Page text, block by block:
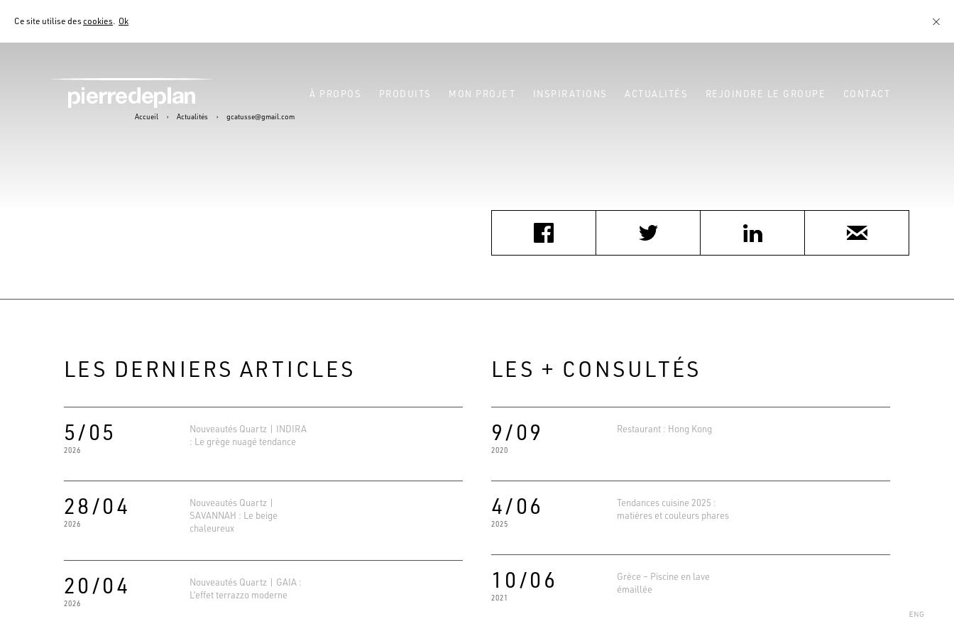
Ce site utilise descookies. Ok
À PROPOS PRODUITS MON PROJET INSPIRATIONS ACTUALITÉS REJOINDRE LE GROUPE CONTACT
Accueil › Actualités › gcatusse@gmail.com
LES DERNIERS ARTICLES
5/05
2026
Nouveautés Quartz | INDIRA
: Le grège nuagé tendance
28/04
2026
Nouveautés Quartz |
SAVANNAH : Le beige
chaleureux
20/04
2026
Nouveautés Quartz | GAIA :
L’effet terrazzo moderne
LES + CONSULTÉS
9/09
2020
Restaurant : Hong Kong
4/06
2025
Tendances cuisine 2025 :
matières et couleurs phares
10/06
2021
Grèce – Piscine en lave
émaillée
4.6
Basé sur 138 avis